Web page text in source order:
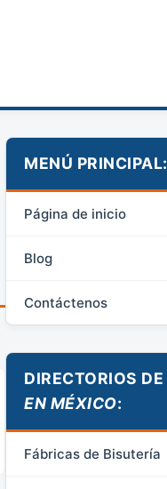
MENÚ PRINCIPAL:
Página de inicio
Blog
Contáctenos
DIRECTORIOS DE
EN MÉXICO:
Fábricas de Bisutería